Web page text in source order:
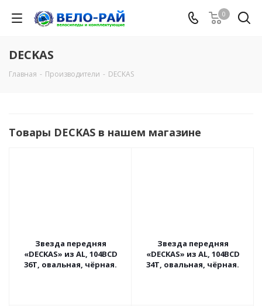
0
DECKAS
Главная - Производители - DECKAS
Товары DECKAS в нашем магазине
Звезда передняя
«DECKAS» из AL, 104BCD
36Т, овальная, чёрная.
Звезда передняя
«DECKAS» из AL, 104BCD
34Т, овальная, чёрная.